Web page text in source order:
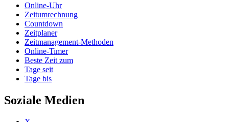
Online-Uhr
Zeitumrechnung
Countdown
Zeitplaner
Zeitmanagement-Methoden
Online-Timer
Beste Zeit zum
Tage seit
Tage bis
Soziale Medien